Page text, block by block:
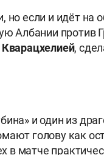
но если и идёт на
Албании против
,
и один из
голову как
в матче